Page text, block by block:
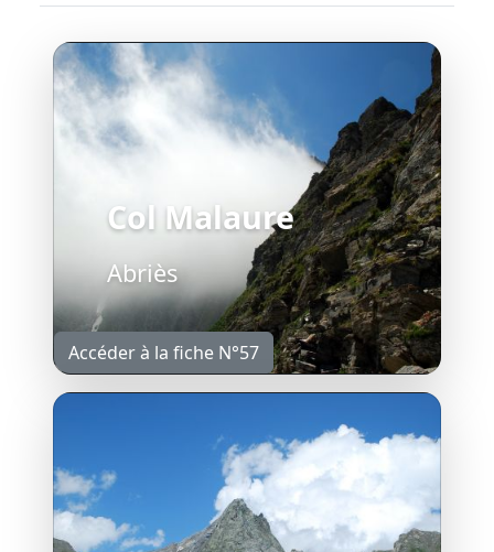
Col Malaure
Abriès
Accéder à la fiche N°57